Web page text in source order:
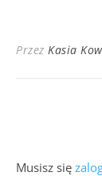
Przez Kasia
Musisz się